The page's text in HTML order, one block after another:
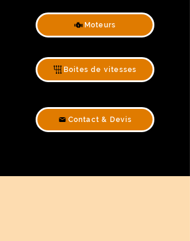
Moteurs
Boites de vitesses
Contact & Devis